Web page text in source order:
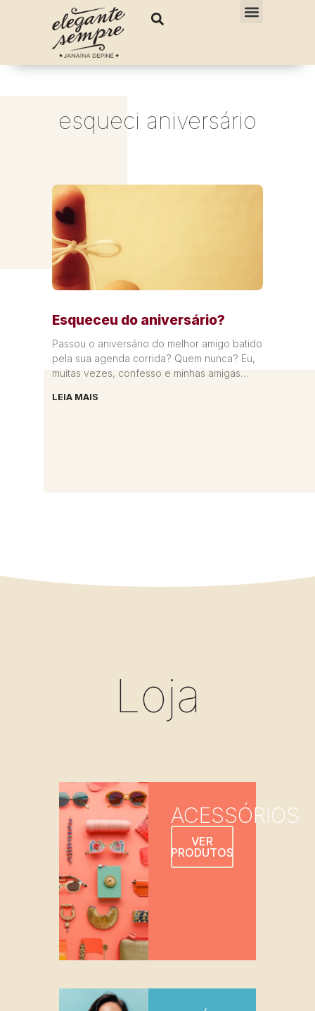
esqueci aniversário
Esqueceu do aniversário?
Passou o aniversário do melhor amigo batido
pela sua agenda corrida? Quem nunca? Eu,
muitas vezes, confesso e minhas amigas
LEIA MAIS
Loja
ACESSÓRIOS
VER
PRODUTOS